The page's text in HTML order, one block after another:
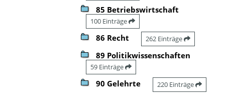
85 Betriebswirtschaft
100 Einträge
86 Recht 262 Einträge
89 Politikwissenschaften
59 Einträge
90 Gelehrte 220 Einträge